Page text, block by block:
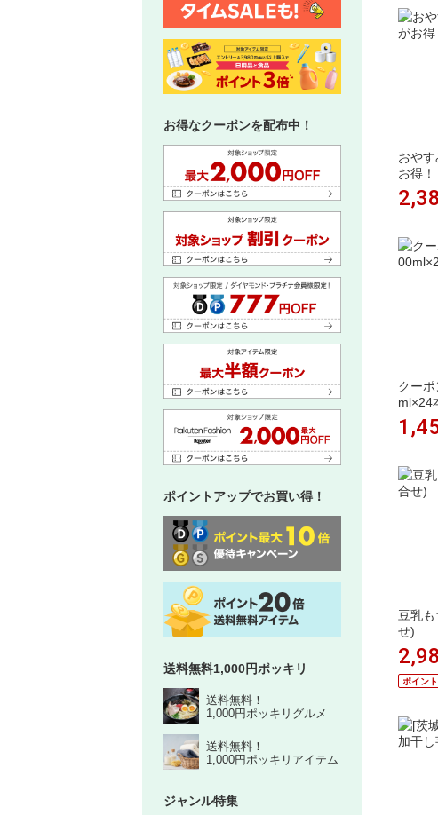
お得なクーポンを配布中！
ポイントアップでお買い得！
送料無料1,000円ポッキリ
送料無料！
1,000円ポッキリグルメ
送料無料！
1,000円ポッキリアイテム
ジャンル特集
おや
お得！
クー
ml×24
豆乳
せ)
ポイン